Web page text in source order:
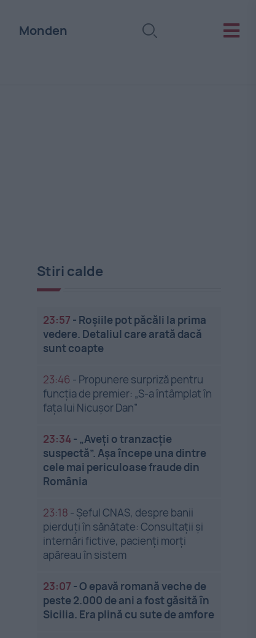
Monden
Stiri calde
23:57 - Roșiile pot păcăli la prima
vedere. Detaliul care arată dacă
sunt coapte
23:46 - Propunere surpriză pentru
funcția de premier: „S-a întâmplat în
fața lui Nicușor Dan”
23:34- „Aveți o tranzacție
suspectă”. Așa începe una dintre
cele mai periculoase fraude din
România
23:18 - Șeful CNAS, despre banii
pierduți în sănătate: Consultații și
internări fictive, pacienți morți
apăreau în sistem
23:07 -O epavă romană veche de
peste 2.000 de ani a fost găsită în
Sicilia. Era plină cu sute de amfore